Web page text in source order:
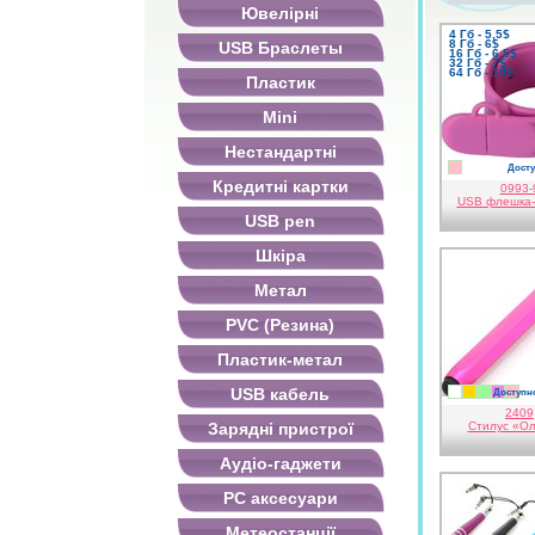
0993-
USB
рожевий
4 Гб - 5,5$
8 Гб - 6$
16 Гб - 6,5$
32 Гб - 7$
64 Гб - 10$
2409
Стилус
білийсвітло-
зелений
Ювелірні
USB Браслеты
Пластик
Mini
Нестандартні
Кредитні картки
USB pen
Шкіра
Метал
PVC (Резина)
Пластик-метал
USB кабель
Зарядні пристрої
Аудіо-гаджети
PC аксесуари